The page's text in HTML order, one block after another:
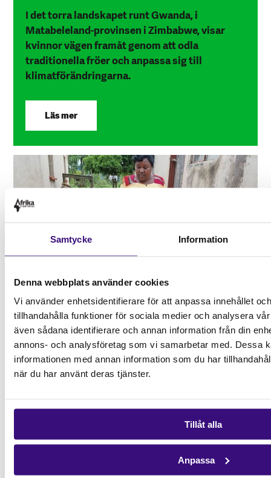
Samtycke Information
Denna webbplats använder cookies
Vi använder enhetsidentifierare för att anpassa innehållet
tillhandahålla funktioner för sociala medier och analysera
även sådana identifierare och annan information från din
annons- och analysföretag som vi samarbetar med. Dessa
informationen med annan information som du har
när du har använt deras tjänster.
Tillåt alla
Anpassa
I det torra landskapet runt Gwanda, i
Matabeleland-provinsen i Zimbabwe, visar
kvinnor vägen framåt genom att odla
traditionella fröer och anpassa sig till
klimatförändringarna.
Läs mer
Möt Anashe – mamma,
odlare och
förändringsskapare
När klimatet förändras och jorden ger mindre,
Women’s Assembly och en utbildning i hållbara
jordbruksmetoder har Anashe startat en
småskalig hönsfarm. Med över 100 höns